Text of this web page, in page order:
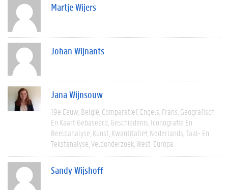
Martje Wijers
Johan Wijnants
Jana Wijnsouw
19e Eeuw België Comparatief Engels Frans Geografisch
En Kaart Gebaseerd Geschiedenis Iconografie En
Beeldanalyse Kunst Kwantitatief Nederlands Taal- En
Tekstanalyse Veldonderzoek West-Europa
Sandy Wijshoff